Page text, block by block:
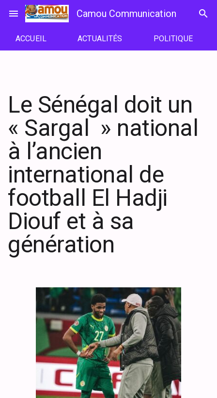
menu Camou Communication search
ACCUEIL ACTUALITÉS POLITIQUE
Le Sénégal doit un
« Sargal » national
à l’ancien
international de
football El Hadji
Diouf et à sa
génération